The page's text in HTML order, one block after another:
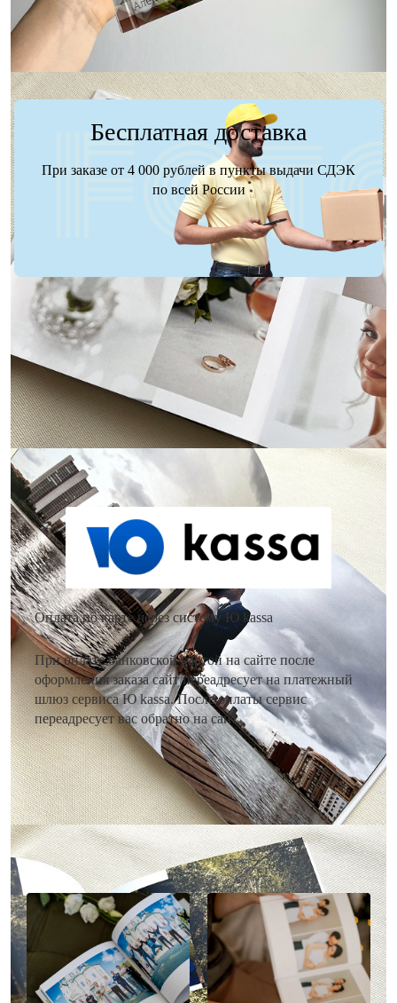
Бесплатная доставка
При заказе от 4 000 рублей в пункты выдачи СДЭК
по всей России
Как оплатить заказ?
Оплата по карте через систему Ю kassa
При оплате банковской картой на сайте после
оформления заказа сайт переадресует на платежный
шлюз сервиса Ю kassa. После оплаты сервис
переадресует вас обратно на сайт.
Наше портфолио